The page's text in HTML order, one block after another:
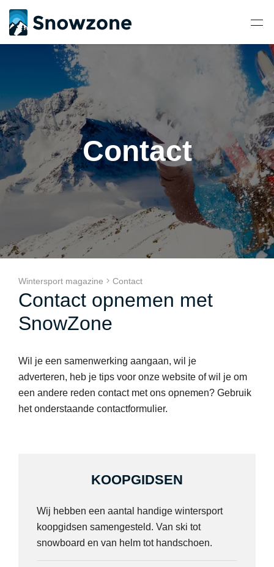
Contact
Wintersport magazine Contact
Contact opnemen met
SnowZone
Wil je een samenwerking aangaan, wil je
adverteren, heb je tips voor onze website of wil je om
een andere reden contact met ons opnemen? Gebruik
het onderstaande contactformulier.
KOOPGIDSEN
Wij hebben een aantal handige wintersport
koopgidsen samengesteld. Van ski tot
snowboard en van helm tot handschoen.